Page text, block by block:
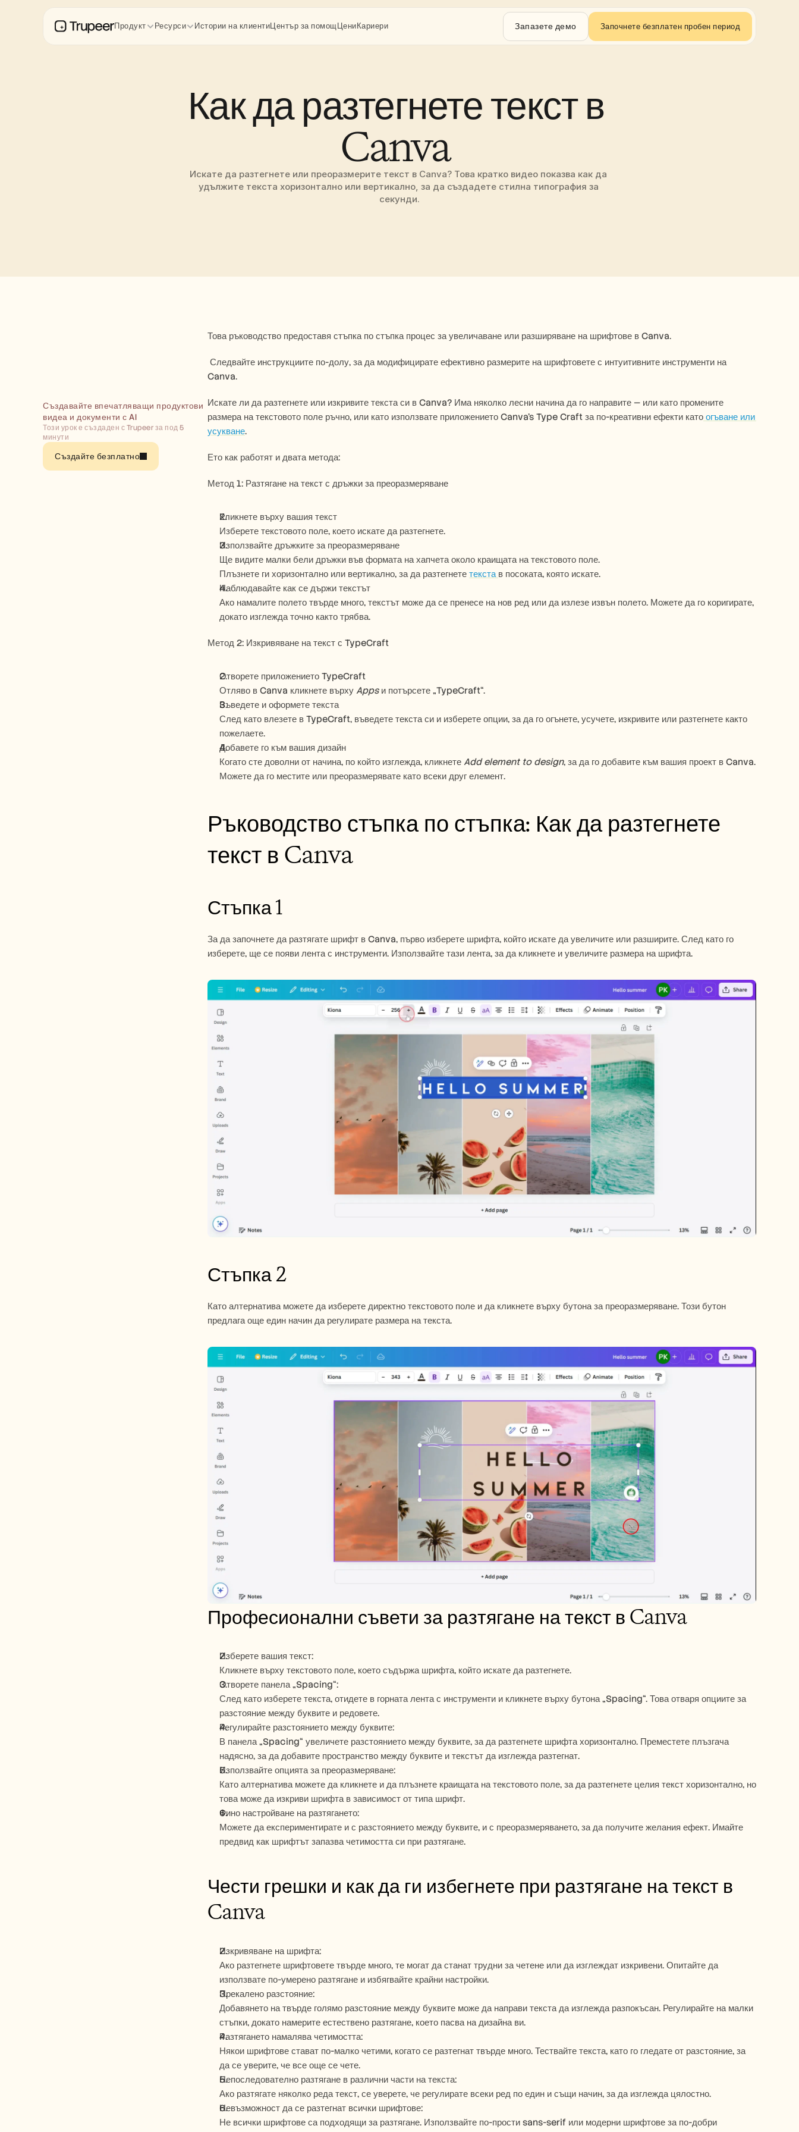
Как да разтегнете текст в
Canva
Искате да разтегнете или преоразмерите текст в Canva? Това кратко видео показва как да
удължите текста хоризонтално или вертикално, за да създадете стилна типография за
секунди.
Създавайте впечатляващи продуктови
видеа и документи с AI
Този урок е създаден с Trupeer за под 5
минути
Създайте безплатно
Това ръководство предоставя стъпка по стъпка процес за увеличаване или разширяване на шрифтове в Canva.
Canva.
Искате ли да разтегнете или изкривите текста си в Canva? Има няколко лесни начина да го направите — или като промените
размера на текстовото поле ръчно, или като използвате приложението Canva’s Type Craft за по-креативни ефекти като огъване или
усукване.
Ето как работят и двата метода:
Метод 1: Разтягане на текст с дръжки за преоразмеряване
Кликнете върху вашия текст
Изберете текстовото поле, което искате да разтегнете.
Използвайте дръжките за преоразмеряване
Ще видите малки бели дръжки във формата на хапчета около краищата на текстовото поле.
Плъзнете ги хоризонтално или вертикално, за да разтегнете текста в посоката, която искате.
Наблюдавайте как се държи текстът
Ако намалите полето твърде много, текстът може да се пренесе на нов ред или да излезе извън полето. Можете да го коригирате,
докато изглежда точно както трябва.
Метод 2: Изкривяване на текст с TypeCraft
Отворете приложението TypeCraft
Отляво в Canva кликнете върху Apps и потърсете „TypeCraft“.
Въведете и оформете текста
След като влезете в TypeCraft, въведете текста си и изберете опции, за да го огънете, усучете, изкривите или разтегнете както
пожелаете.
Добавете го към вашия дизайн
Когато сте доволни от начина, по който изглежда, кликнете Add element to design, за да го добавите към вашия проект в Canva.
Можете да го местите или преоразмерявате като всеки друг елемент.
Ръководство стъпка по стъпка: Как да разтегнете
текст в Canva
Стъпка 1
За да започнете да разтягате шрифт в Canva, първо изберете шрифта, който искате да увеличите или разширите. След като го
изберете, ще се появи лента с инструменти. Използвайте тази лента, за да кликнете и увеличите размера на шрифта.
Стъпка 2
Като алтернатива можете да изберете директно текстовото поле и да кликнете върху бутона за преоразмеряване. Този бутон
предлага още един начин да регулирате размера на текста.
Професионални съвети за разтягане на текст в Canva
Изберете вашия текст:
Кликнете върху текстовото поле, което съдържа шрифта, който искате да разтегнете.
Отворете панела „Spacing“:
След като изберете текста, отидете в горната лента с инструменти и кликнете върху бутона „Spacing“. Това отваря опциите за
разстояние между буквите и редовете.
Регулирайте разстоянието между буквите:
В панела „Spacing“ увеличете разстоянието между буквите, за да разтегнете шрифта хоризонтално. Преместете плъзгача
надясно, за да добавите пространство между буквите и текстът да изглежда разтегнат.
Използвайте опцията за преоразмеряване:
Като алтернатива можете да кликнете и да плъзнете краищата на текстовото поле, за да разтегнете целия текст хоризонтално, но
това може да изкриви шрифта в зависимост от типа шрифт.
Фино настройване на разтягането:
Можете да експериментирате и с разстоянието между буквите, и с преоразмеряването, за да получите желания ефект. Имайте
предвид как шрифтът запазва четимостта си при разтягане.
Чести грешки и как да ги избегнете при разтягане на текст в
Canva
Изкривяване на шрифта:
Ако разтегнете шрифтовете твърде много, те могат да станат трудни за четене или да изглеждат изкривени. Опитайте да
използвате по-умерено разтягане и избягвайте крайни настройки.
Прекалено разстояние:
Добавянето на твърде голямо разстояние между буквите може да направи текста да изглежда разпокъсан. Регулирайте на малки
стъпки, докато намерите естествено разтягане, което пасва на дизайна ви.
Разтягането намалява четимостта:
Някои шрифтове стават по-малко четими, когато се разтегнат твърде много. Тествайте текста, като го гледате от разстояние, за
да се уверите, че все още се чете.
Непоследователно разтягане в различни части на текста:
Ако разтягате няколко реда текст, се уверете, че регулирате всеки ред по един и същи начин, за да изглежда цялостно.
Невъзможност да се разтегнат всички шрифтове:
Не всички шрифтове са подходящи за разтягане. Използвайте по-прости sans-serif или модерни шрифтове за по-добри
Продукт Ресурси Истории на клиентиЦентър за помощЦениКариери Запазете демо Започнете безплатен пробен период